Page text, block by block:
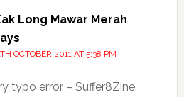
Long Mawar Merah
OCTOBER 2011 AT 5:38 PM
typo error – Suffer8Zine.